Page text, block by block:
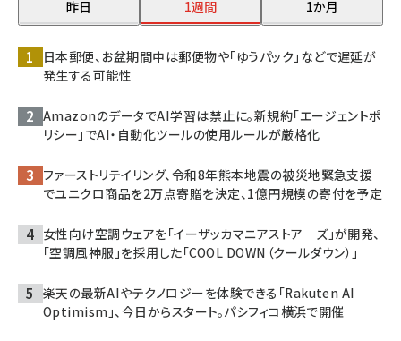
昨日 1週間 1か月
日本郵便、お盆期間中は郵便物や「ゆうパック」などで遅延が
発生する可能性
AmazonのデータでAI学習は禁止に。新規約「エージェントポ
リシー」でAI・自動化ツールの使用ルールが厳格化
ファーストリテイリング、令和8年熊本地震の被災地緊急支援
でユニクロ商品を2万点寄贈を決定、1億円規模の寄付を予定
女性向け空調ウェアを「イーザッカマニアストア―ズ」が開発、
「空調風神服」を採用した「COOL DOWN（クールダウン）」
楽天の最新AIやテクノロジーを体験できる「Rakuten AI
Optimism」、今日からスタート。パシフィコ横浜で開催